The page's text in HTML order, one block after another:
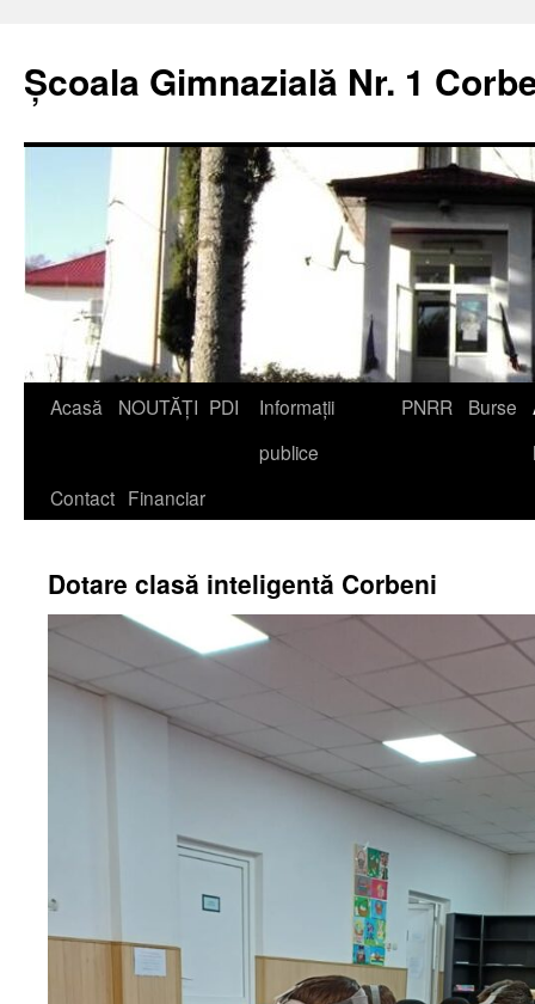
Școala Gimnazială Nr. 1
Acasă NOUTĂȚI PDI
Informații
publice
PNRR Burse
Contact Financiar
Dotare clasă inteligentă Corbeni